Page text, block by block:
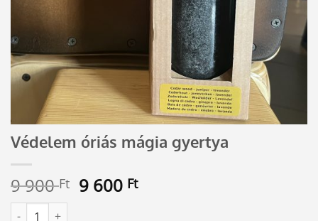
Védelem óriás mágia gyertya
9 900Ft Original
9 600 FtCurrent
Védelem óriás mágia gyertya mennyiség
Alternative: